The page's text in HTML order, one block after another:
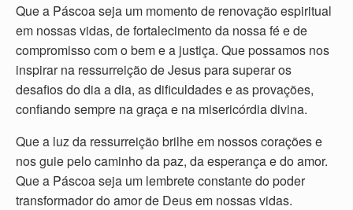
Que a Páscoa seja um momento de renovação espiritual
em nossas vidas, de fortalecimento da nossa fé e de
compromisso com o bem e a justiça. Que possamos nos
inspirar na ressurreição de Jesus para superar os
desafios do dia a dia, as dificuldades e as provações,
confiando sempre na graça e na misericórdia divina.
Que a luz da ressurreição brilhe em nossos corações e
nos guie pelo caminho da paz, da esperança e do amor.
Que a Páscoa seja um lembrete constante do poder
transformador do amor de Deus em nossas vidas.